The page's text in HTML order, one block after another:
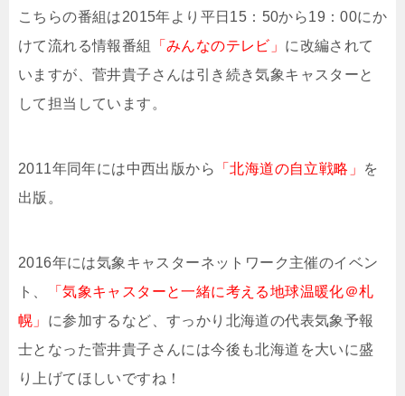
こちらの番組は2015年より平日15：50から19：00にか
けて流れる情報番組
「みんなのテレビ」 に改編されて
いますが、菅井貴子さんは引き続き気象キャスターと
して担当しています。
2011年同年には中西出版から 「北海道の自立戦略」
を
出版。
2016年には気象キャスターネットワーク主催のイベン
ト、
「気象キャスターと一緒に考える地球温暖化＠札
幌」 に参加するなど、すっかり北海道の代表気象予報
士となった菅井貴子さんには今後も北海道を大いに盛
り上げてほしいですね！